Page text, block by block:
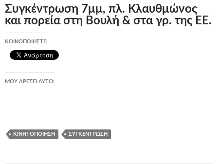
Συγκέντρωση 7μμ, πλ. Κλαυθμώνος
και πορεία στη Βουλή & στα γρ. της ΕΕ.
ΚΟΙΝΟΠΟΙΉΣΤΕ:
ΜΟΥ ΑΡΈΣΕΙ ΑΥΤΌ:
ΚΙΝΗΤΟΠΟΊΗΣΗ ΣΥΓΚΈΝΤΡΩΣΗ